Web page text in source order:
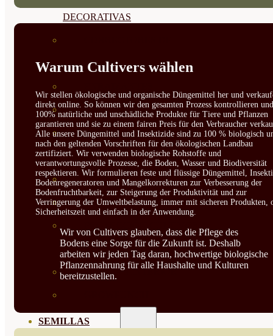
DECORATIVAS
CARENCIAS
MADURACIÓN Y ENGORDE
REGENERADORES DEL
SUELO
ÁCIDOS HÚMICOS
MATERIAS PRIMAS
PLANTAS
PLANTAS INTERIOR
SEMILLAS
Warum Cultivers wählen
Wir stellen ökologische und organische Düngemittel her und
direkt online. So können wir den gesamten Prozess kontrollieren und
100% natürliche und unschädliche Produkte für Tiere und Pflanzen
garantieren und sie zu einem fairen Preis für den Verbraucher
Alle unsere Düngemittel und Insektizide sind zu 100 % biologisch
nach den geltenden Vorschriften für den ökologischen Landbau
zertifiziert. Wir verwenden biologische Rohstoffe und
verantwortungsvolle Prozesse, die Boden, Wasser und Biodiversität
respektieren. Wir formulieren feste und flüssige Düngemittel,
Bodenregeneratoren und Mangelkorrekturen zur Verbesserung der
Bodenfruchtbarkeit, zur Steigerung der Produktivität und zur
Verringerung der Umweltbelastung, immer mit sicheren Produkten,
Sicherheitszeit und einfach in der Anwendung.
Wir von Cultivers glauben, dass die Pflege des
Bodens eine Sorge für die Zukunft ist. Deshalb
arbeiten wir jeden Tag daran, hochwertige biologische
Pflanzennahrung für alle Haushalte und Kulturen
bereitzustellen.